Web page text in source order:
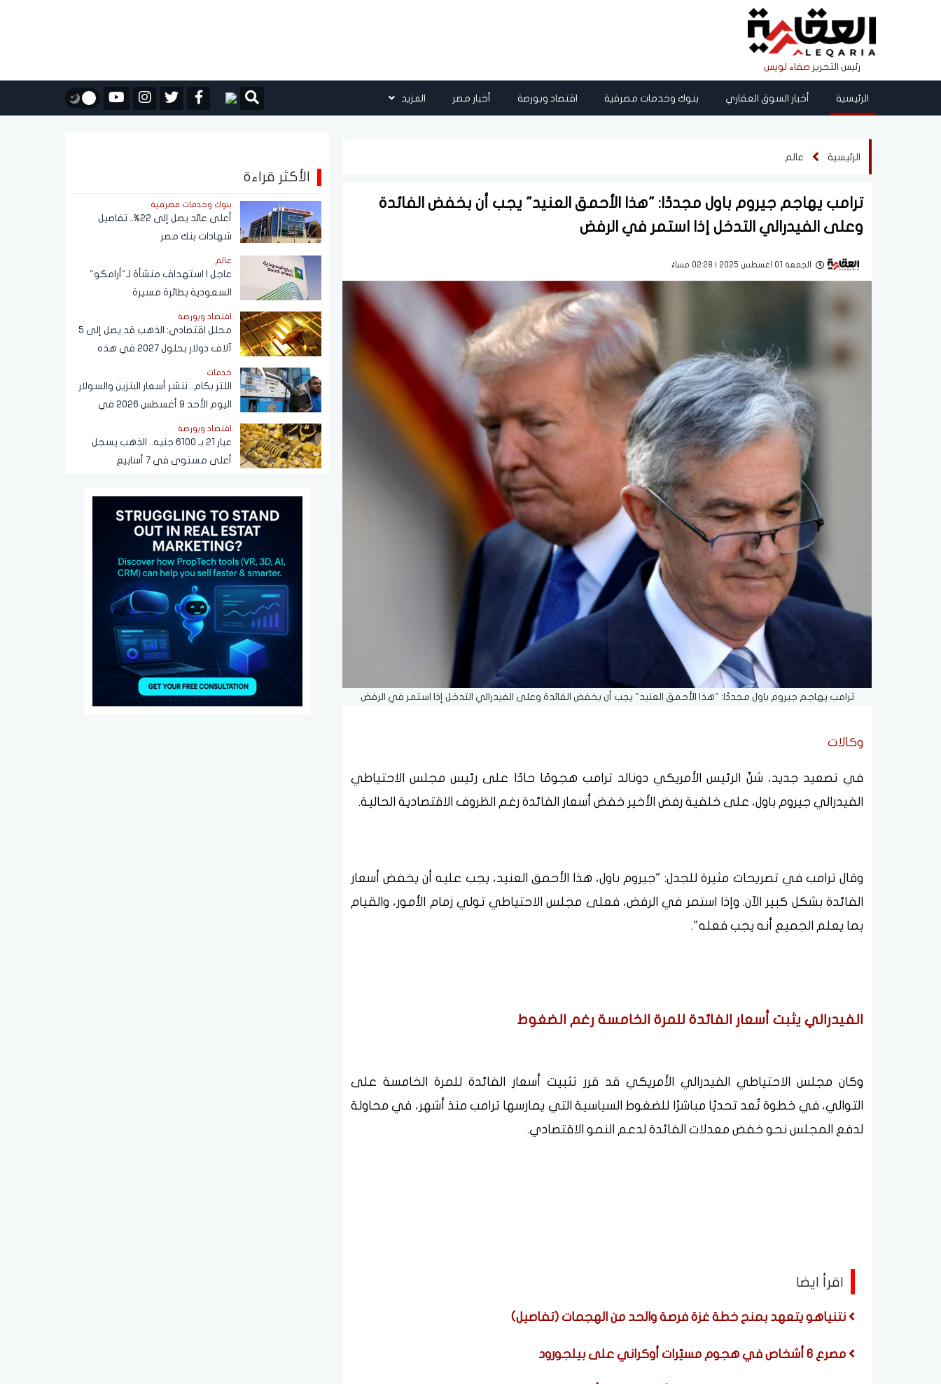
رئيس التحرير صفاء لويس
الرئيسية أخبار السوق العقاري بنوك وخدمات مصرفية اقتصاد وبورصة أخبار مصر المزيد
الرئيسية عالم
ترامب يهاجم جيروم باول مجددًا: "هذا الأحمق العنيد" يجب أن بخفض الفائدة
وعلى الفيدرالي التدخل إذا استمر في الرفض
الجمعة 01 اغسطس 2025 | 02:28 مساءً
ترامب يهاجم جيروم باول مجددًا: "هذا الأحمق العنيد" يجب أن بخفض الفائدة وعلى الفيدرالي التدخل إذا استمر في الرفض
وكالات
في تصعيد جديد، شنّ الرئيس الأمريكي دونالد ترامب هجومًا حادًا على رئيس مجلس الاحتياطي
الفيدرالي جيروم باول، على خلفية رفض الأخير خفض أسعار الفائدة رغم الظروف الاقتصادية الحالية.
وقال ترامب في تصريحات مثيرة للجدل: "جيروم باول، هذا الأحمق العنيد، يجب عليه أن يخفض أسعار
الفائدة بشكل كبير الآن. وإذا استمر في الرفض، فعلى مجلس الاحتياطي تولي زمام الأمور، والقيام
بما يعلم الجميع أنه يجب فعله".
الفيدرالي يثبت أسعار الفائدة للمرة الخامسة رغم الضغوط
وكان مجلس الاحتياطي الفيدرالي الأمريكي قد قرر تثبيت أسعار الفائدة للمرة الخامسة على
التوالي، في خطوة تُعد تحديًا مباشرًا للضغوط السياسية التي يمارسها ترامب منذ أشهر، في محاولة
لدفع المجلس نحو خفض معدلات الفائدة لدعم النمو الاقتصادي.
اقرأ ايضا
نتنياهو يتعهد بمنح خطة غزة فرصة والحد من الهجمات (تفاصيل)
مصرع 6 أشخاص في هجوم مسيّرات أوكراني على بيلجورود
الأكثر قراءة
بنوك وخدمات مصرفية
أعلى عائد يصل إلى 22%.. تفاصيل
شهادات بنك مصر
عالم
عاجل | استهداف منشأة لـ"أرامكو"
السعودية بطائرة مسيرة
اقتصاد وبورصة
محلل اقتصادي: الذهب قد يصل إلى 5
آلاف دولار بحلول 2027 في هذه
الحالة
خدمات
اللتر بكام.. ننشر أسعار البنزين والسولار
اليوم الأحد 9 أغسطس 2026 في
محطات الوقود
اقتصاد وبورصة
عيار 21 بـ 6100 جنيه.. الذهب يسجل
أعلى مستوى في 7 أسابيع